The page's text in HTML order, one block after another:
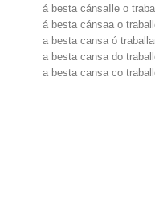
á besta cánsaIle o
á besta cánsaa o
a besta cansa ó
a besta cansa do
a besta cansa co